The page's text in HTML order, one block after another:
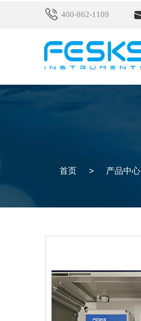
400-862-1109
首页 > 产品中心